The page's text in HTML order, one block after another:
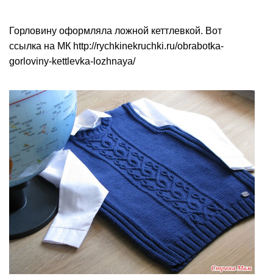
Горловину оформляла ложной кеттлевкой. Вот
ссылка на МК http://rychkinekruchki.ru/obrabotka-
gorloviny-kettlevka-lozhnaya/